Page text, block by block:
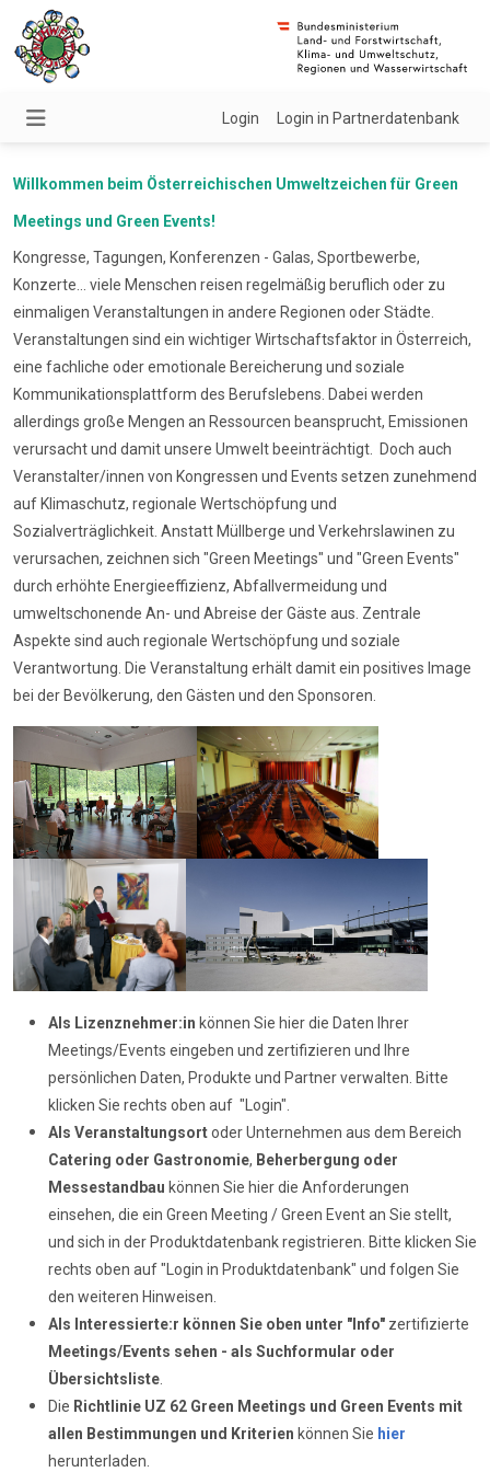
Login Login in Partnerdatenbank
Willkommen beim Österreichischen Umweltzeichen für Green
Meetings und Green Events!
Kongresse, Tagungen, Konferenzen - Galas, Sportbewerbe,
Konzerte... viele Menschen reisen regelmäßig beruflich oder zu
einmaligen Veranstaltungen in andere Regionen oder Städte.
Veranstaltungen sind ein wichtiger Wirtschaftsfaktor in Österreich,
eine fachliche oder emotionale Bereicherung und soziale
Kommunikationsplattform des Berufslebens. Dabei werden
allerdings große Mengen an Ressourcen beansprucht, Emissionen
verursacht und damit unsere Umwelt beeinträchtigt. Doch auch
Veranstalter/innen von Kongressen und Events setzen zunehmend
auf Klimaschutz, regionale Wertschöpfung und
Sozialverträglichkeit. Anstatt Müllberge und Verkehrslawinen zu
verursachen, zeichnen sich "Green Meetings" und "Green Events"
durch erhöhte Energieeffizienz, Abfallvermeidung und
umweltschonende An- und Abreise der Gäste aus. Zentrale
Aspekte sind auch regionale Wertschöpfung und soziale
Verantwortung. Die Veranstaltung erhält damit ein positives Image
bei der Bevölkerung, den Gästen und den Sponsoren.
Als Lizenznehmer:in können Sie hier die Daten Ihrer
Meetings/Events eingeben und zertifizieren und Ihre
persönlichen Daten, Produkte und Partner verwalten. Bitte
klicken Sie rechts oben auf "Login".
Als Veranstaltungsortoder Unternehmen aus dem Bereich
Catering oder Gastronomie, Beherbergung oder
Messestandbau können Sie hier die Anforderungen
einsehen, die ein Green Meeting / Green Event an Sie stellt,
und sich in der Produktdatenbank registrieren. Bitte klicken Sie
rechts oben auf "Login in Produktdatenbank" und folgen Sie
den weiteren Hinweisen.
Als Interessierte:r können Sie oben unter "Info" zertifizierte
Meetings/Events sehen - als Suchformular oder
Übersichtsliste
Die Richtlinie UZ 62 Green Meetings und Green Events mit
allen Bestimmungen und Kriterien können Sie hier
herunterladen.